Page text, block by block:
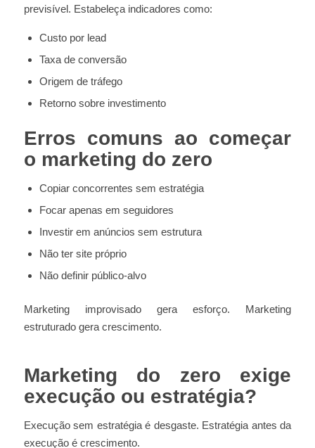
previsível. Estabeleça indicadores como:
Custo por lead
Taxa de conversão
Origem de tráfego
Retorno sobre investimento
Erros comuns ao começar
o marketing do zero
Copiar concorrentes sem estratégia
Focar apenas em seguidores
Investir em anúncios sem estrutura
Não ter site próprio
Não definir público-alvo
Marketing improvisado gera esforço. Marketing
estruturado gera crescimento.
Marketing do zero exige
execução ou estratégia?
Execução sem estratégia é desgaste. Estratégia antes da
execução é crescimento.